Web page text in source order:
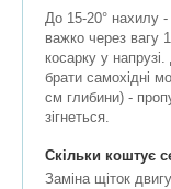
До 15-20° нахилу
важко через вагу
косарку у
брати самохідні
см глибини) -
зігнеться.
Скільки коштує
Заміна щіток